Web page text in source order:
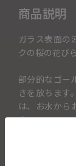
商品説明
ガラス表面の
クの桜の花び
部分的なゴー
きを放ちます
は、お水から
す。
桜の柄には
華やかな専